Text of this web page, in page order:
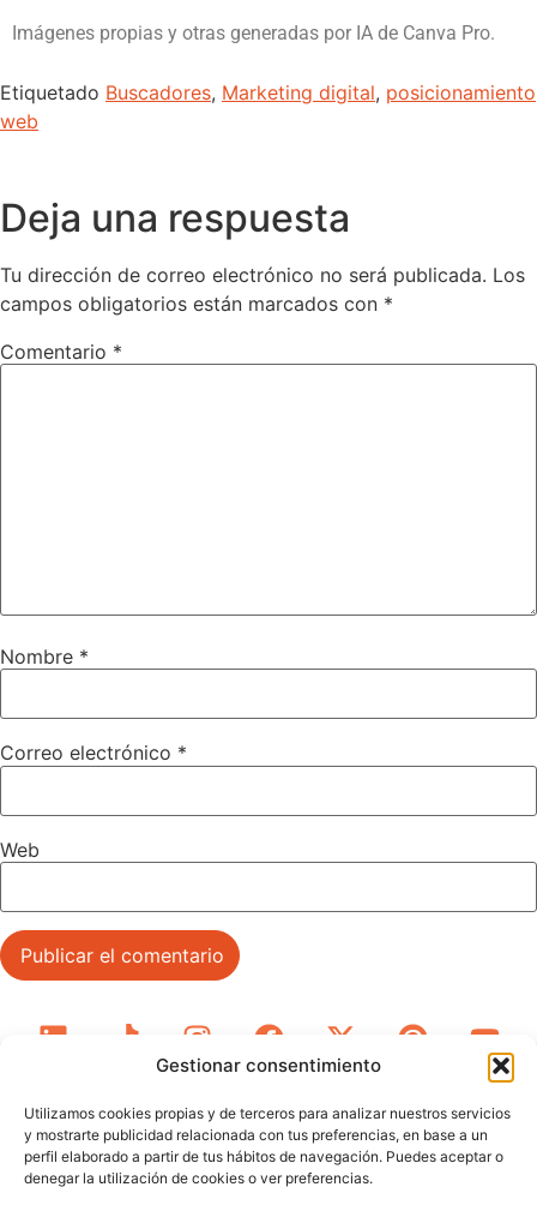
Gestionar consentimiento
Utilizamos cookies propias y de terceros para analizar nuestros servicios
y mostrarte publicidad relacionada con tus preferencias, en base a un
perfil elaborado a partir de tus hábitos de navegación. Puedes aceptar o
denegar la utilización de cookies o ver preferencias.
Imágenes propias y otras generadas por IA de Canva Pro.
Etiquetado Buscadores, Marketing digital, posicionamiento
web
Deja una respuesta
Tu dirección de correo electrónico no será publicada. Los
campos obligatorios están marcados con *
Comentario *
Nombre *
Correo electrónico *
Web